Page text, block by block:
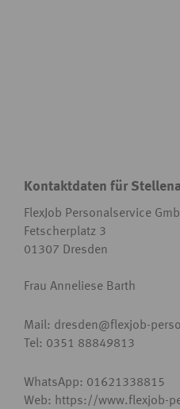
Kontaktdaten für
FlexJob Personalservice
Fetscherplatz 3
01307 Dresden
Frau Anneliese Barth
Mail: dresden@flexjob-
Tel: 0351 88849813
WhatsApp: 01621338815
Web: https://www.flexjob-